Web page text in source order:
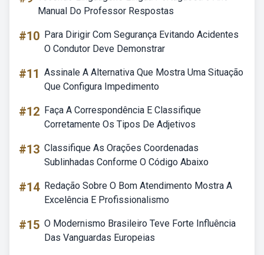
Manual Do Professor Respostas
#10 Para Dirigir Com Segurança Evitando Acidentes
O Condutor Deve Demonstrar
#11 Assinale A Alternativa Que Mostra Uma Situação
Que Configura Impedimento
#12 Faça A Correspondência E Classifique
Corretamente Os Tipos De Adjetivos
#13 Classifique As Orações Coordenadas
Sublinhadas Conforme O Código Abaixo
#14 Redação Sobre O Bom Atendimento Mostra A
Excelência E Profissionalismo
#15 O Modernismo Brasileiro Teve Forte Influência
Das Vanguardas Europeias